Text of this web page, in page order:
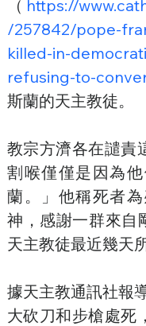
（ https://
/257842/pope-
killed-in-
refusing-to-
斯蘭的天主教徒。
教宗方濟各在譴責
割喉僅僅是因為
蘭。」他稱死者
神，感謝一群來自
天主教徒最近幾天
據天主教通訊社報
大砍刀和步槍處死